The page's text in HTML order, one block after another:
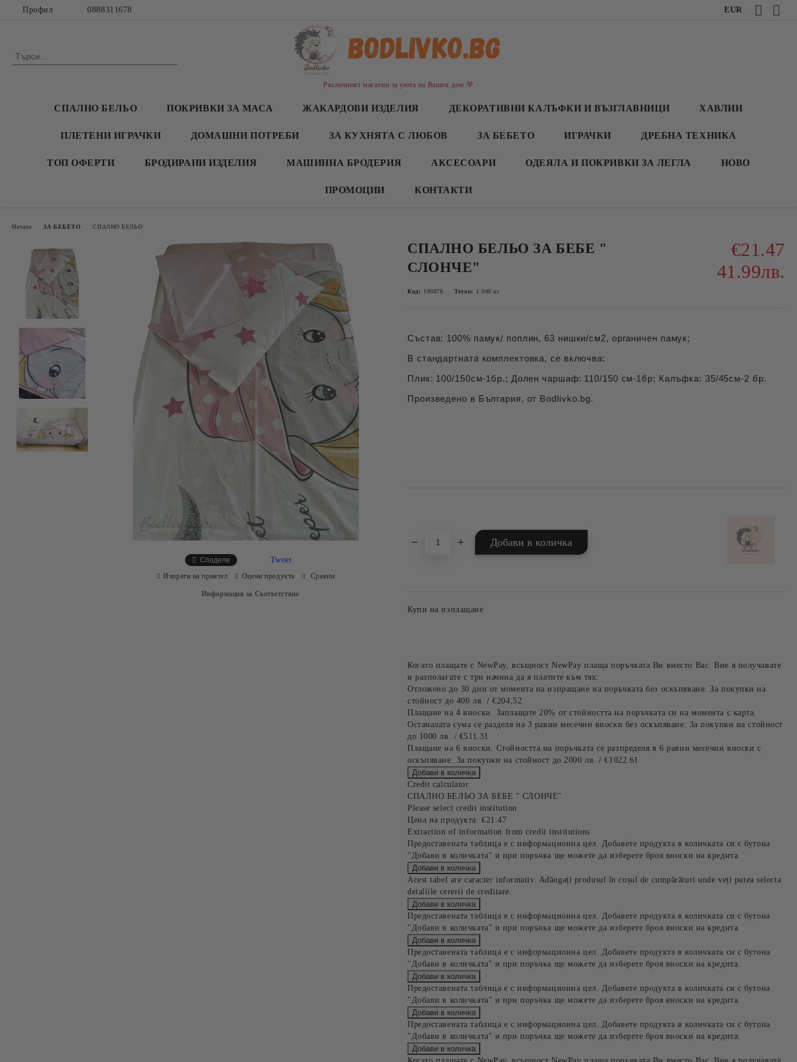
Профил 0888311678 EUR
Различният магазин за уюта на Вашия дом 💜
СПАЛНО БЕЛЬО ПОКРИВКИ ЗА МАСА ЖАКАРДОВИ ИЗДЕЛИЯ ДЕКОРАТИВНИ КАЛЪФКИ И ВЪЗГЛАВНИЦИ ХАВЛИИ
ПЛЕТЕНИ ИГРАЧКИ ДОМАШНИ ПОТРЕБИ ЗА КУХНЯТА С ЛЮБОВ ЗА БЕБЕТО ИГРАЧКИ ДРЕБНА ТЕХНИКА
ТОП ОФЕРТИ БРОДИРАНИ ИЗДЕЛИЯ МАШИННА БРОДЕРИЯ АКСЕСОАРИ ОДЕЯЛА И ПОКРИВКИ ЗА ЛЕГЛА НОВО
ПРОМОЦИИ КОНТАКТИ
Начало ЗА БЕБЕТО СПАЛНО БЕЛЬО
СПАЛНО БЕЛЬО ЗА БЕБЕ "
СЛОНЧЕ"
€21.47
41.99лв.
Код: 190876 Тегло: 1.000 кг
Състав: 100% памук/ поплин, 63 нишки/см2, органичен памук;
В стандартната комплектовка, се включва:
Плик: 100/150см-1бр.; Долен чаршаф: 110/150 см-1бр; Калъфка: 35/45см-2 бр.
Произведено в България, от Bodlivko.bg.
Купи на изплащане
Когато плащате с NewPay, всъщност NewPay плаща поръчката Ви вместо Вас. Вие я получавате
и разполагате с три начина да я платите към тях:
Отложено до 30 дни от момента на изпращане на поръчката без оскъпяване. За покупки на
стойност до 400 лв. / €204,52
Плащане на 4 вноски. Заплащате 20% от стойността на поръчката си на момента с карта.
Останалата сума се разделя на 3 равни месечни вноски без оскъпяване. За покупки на стойност
до 1000 лв. / €511.31
Плащане на 6 вноски. Стойността на поръчката се разпределя в 6 равни месечни вноски с
оскъпяване. За покупки на стойност до 2000 лв. / €1022.61
Credit calculator
СПАЛНО БЕЛЬО ЗА БЕБЕ " СЛОНЧЕ"
Please select credit institution
Цена на продукта: €21.47
Extraction of information from credit institutions
Предоставената таблица е с информационна цел. Добавете продукта в количката си с бутона
"Добави в количката" и при поръчка ще можете да изберете броя вноски на кредита.
Acest tabel are caracter informativ. Adăugați produsul în coșul de cumpărături unde veți putea selecta
detaliile cererii de creditare.
Предоставената таблица е с информационна цел. Добавете продукта в количката си с бутона
"Добави в количката" и при поръчка ще можете да изберете броя вноски на кредита.
Предоставената таблица е с информационна цел. Добавете продукта в количката си с бутона
"Добави в количката" и при поръчка ще можете да изберете броя вноски на кредита.
Предоставената таблица е с информационна цел. Добавете продукта в количката си с бутона
"Добави в количката" и при поръчка ще можете да изберете броя вноски на кредита.
Предоставената таблица е с информационна цел. Добавете продукта в количката си с бутона
"Добави в количката" и при поръчка ще можете да изберете броя вноски на кредита.
Сподели Tweet
Изпрати на приятел Оцени продукта Сравни
Информация за Съответствие